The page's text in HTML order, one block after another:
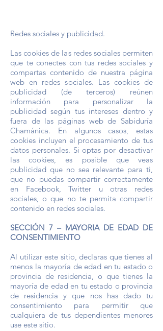
Redes sociales y publicidad.
Las cookies de las redes sociales permiten
que te conectes con tus redes sociales y
compartas contenido de nuestra página
web en redes sociales. Las cookies de
publicidad (de terceros) reúnen
información para personalizar la
publicidad según tus intereses dentro y
fuera de las páginas web de Sabiduría
Chamánica. En algunos casos, estas
cookies incluyen el procesamiento de tus
datos personales. Si optas por desactivar
las cookies, es posible que veas
publicidad que no sea relevante para ti,
que no puedas compartir correctamente
en Facebook, Twitter u otras redes
sociales, o que no te permita compartir
contenido en redes sociales.
SECCIÓN 7 – MAYORIA DE EDAD DE
CONSENTIMIENTO
Al utilizar este sitio, declaras que tienes al
menos la mayoría de edad en tu estado o
provincia de residencia, o que tienes la
mayoría de edad en tu estado o provincia
de residencia y que nos has dado tu
consentimiento para permitir que
cualquiera de tus dependientes menores
use este sitio.